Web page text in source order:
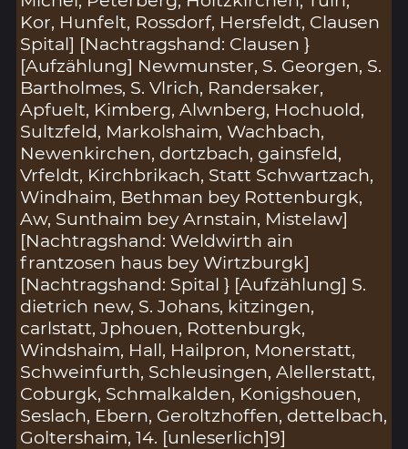
Kor, Hunfelt, Rossdorf, Hersfeldt, Clausen
Spital] [Nachtragshand: Clausen }
[Aufzählung] Newmunster, S. Georgen, S.
Bartholmes, S. Vlrich, Randersaker,
Apfuelt, Kimberg, Alwnberg, Hochuold,
Sultzfeld, Markolshaim, Wachbach,
Newenkirchen, dortzbach, gainsfeld,
Vrfeldt, Kirchbrikach, Statt Schwartzach,
Windhaim, Bethman bey Rottenburgk,
Aw, Sunthaim bey Arnstain, Mistelaw]
[Nachtragshand: Weldwirth ain
frantzosen haus bey Wirtzburgk]
[Nachtragshand: Spital } [Aufzählung] S.
dietrich new, S. Johans, kitzingen,
carlstatt, Jphouen, Rottenburgk,
Windshaim, Hall, Hailpron, Monerstatt,
Schweinfurth, Schleusingen, Alellerstatt,
Coburgk, Schmalkalden, Konigshouen,
Seslach, Ebern, Geroltzhoffen, dettelbach,
Goltershaim, 14. [unleserlich]9]